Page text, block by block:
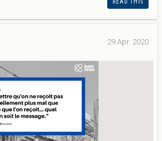
READ THIS
29 Apr. 2020